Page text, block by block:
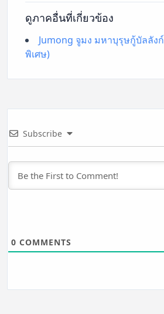
ดูภาคอื่นที่เกี่ยวข้อง
Jumong จูมง มหาบุรุษกู้บัลลัง
พิเศษ)
Subscribe
0 COMMENTS